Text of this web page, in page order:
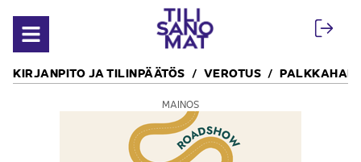
Avaa valikko
KIRJANPITO JA TILINPÄÄTÖS VEROTUS
MAINOS